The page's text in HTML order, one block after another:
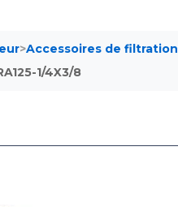
>Accessoires de filtration
1/4X3/8